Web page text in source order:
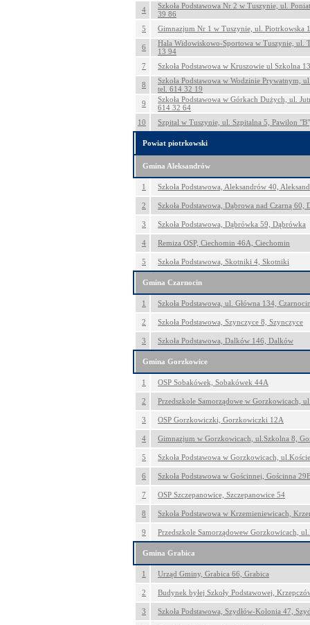
4
Szkoła Podstawowa Nr 2 w Tuszynie, ul.
39 86
5
Gimnazjum Nr 1 w Tuszynie, ul. Piotrkowska
6
Hala Widowiskowo-Sportowa w Tuszynie, ul.
13 94
7
Szkoła Podstawowa w Kruszowie ul Szkolna
8
Szkoła Podstawowa w Wodzinie Prywatnym,
tel. 614 32 19
9
Szkoła Podstawowa w Górkach Dużych, ul.
614 32 64
10
Szpital w Tuszynie, ul. Szpitalna 5, Pawilon
Powiat piotrkowski
Gmina Aleksandrów
1 Szkoła Podstawowa, Aleksandrów 40,
2 Szkoła Podstawowa, Dąbrowa nad Czarną 60,
3 Szkoła Podstawowa, Dąbrówka 59, Dąbrówka
4 Remiza OSP, Ciechomin 46A, Ciechomin
5 Szkoła Podstawowa, Skotniki 4, Skotniki
Gmina Czarnocin
1 Szkoła Podstawowa, ul. Główna 134,
2 Szkoła Podstawowa, Szynczyce 8, Szynczyce
3 Szkoła Podstawowa, Dalków 146, Dalków
Gmina Gorzkowice
1 OSP Sobakówek, Sobakówek 44A
2 Przedszkole Samorządowe w Gorzkowicach,
3 OSP Gorzkowiczki, Gorzkowiczki 12A
4 Gimnazjum w Gorzkowicach, ul.Szkolna 8,
5 Szkoła Podstawowa w Gorzkowicach,
6 Szkoła Podstawowa w Gościnnej, Gościnna
7 OSP Szczepanowice, Szczepanowice 54
8 Szkoła Podstawowa w Krzemieniewicach,
9 Przedszkole Samorządowew Gorzkowicach,
Gmina Grabica
1 Urząd Gminy, Grabica 66, Grabica
2 Budynek byłej Szkoły Podstawowej,
3 Szkoła Podstawowa, Szydłów-Kolonia 47,